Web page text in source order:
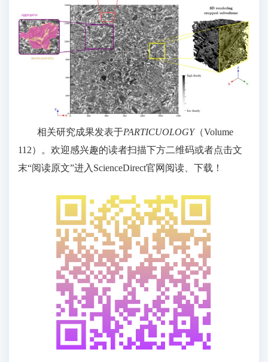
相关研究成果发表于PARTICUOLOGY（Volume
112）。欢迎感兴趣的读者扫描下方二维码或者点击文
末“阅读原文”进入ScienceDirect官网阅读、下载！